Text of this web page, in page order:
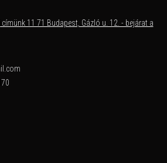
címünk 11 71 Budapest, Gázló u. 12. - bejárat a